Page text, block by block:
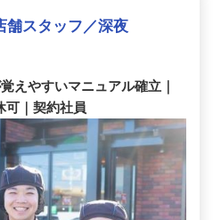
舗スタッフ／深夜
えやすいマニュアル確立｜
可｜契約社員